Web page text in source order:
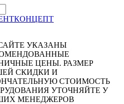
УКАЗАНЫ
ЦЕНЫ. РАЗМЕР
СКИДКИ И
СТОИМОСТЬ
УТОЧНЯЙТЕ У
МЕНЕДЖЕРОВ